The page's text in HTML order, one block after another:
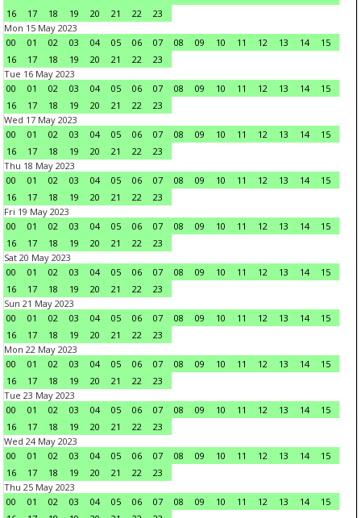
16
17 18 19 20 21 22
23
Mon 15 May 2023
00
01 02 03 04 05 06 07 08 09 10 11 12 13 14
15
16
17 18 19 20 21 22
23
Tue 16 May 2023
00
01 02 03 04 05 06 07 08 09 10 11 12 13 14
15
16
17 18 19 20 21 22
23
Wed 17 May 2023
00
01 02 03 04 05 06 07 08 09 10 11 12 13 14
15
16
17 18 19 20 21 22
23
Thu 18 May 2023
00
01 02 03 04 05 06 07 08 09 10 11 12 13 14
15
16
17 18 19 20 21 22
23
Fri 19 May 2023
00
01 02 03 04 05 06 07 08 09 10 11 12 13 14
15
16
17 18 19 20 21 22
23
Sat 20 May 2023
00
01 02 03 04 05 06 07 08 09 10 11 12 13 14
15
16
17 18 19 20 21 22
23
Sun 21 May 2023
00
01 02 03 04 05 06 07 08 09 10 11 12 13 14
15
16
17 18 19 20 21 22
23
Mon 22 May 2023
00
01 02 03 04 05 06 07 08 09 10 11 12 13 14
15
16
17 18 19 20 21 22
23
Tue 23 May 2023
00
01 02 03 04 05 06 07 08 09 10 11 12 13 14
15
16
17 18 19 20 21 22
23
Wed 24 May 2023
00
01 02 03 04 05 06 07 08 09 10 11 12 13 14
15
16
17 18 19 20 21 22
23
Thu 25 May 2023
00
01 02 03 04 05 06 07 08 09 10 11 12 13 14
15